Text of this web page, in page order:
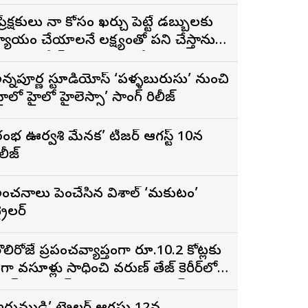
నా కోసం ఖర్చు పెట్టే డబ్బులకు
చేయాలనే లక్ష్యంతో పని చేస్తాను”
స్టూడియోస్ ‘పళ్ళబురుసు’ నుంచి
హైలో హైలెస్సా’ సాంగ్ రిలీజ్
ఊర్వశి మేనక’ టీజర్ ఆగస్ట్ 10న
పెంచేసిన విశాల్ ‘మకుటం’
ప్రపంచవ్యాప్తంగా రూ.10.2 కోట్లకు
వసూళ్లు సాధించి వరుణ్ తేజ్ కెరీర్‌లోనే